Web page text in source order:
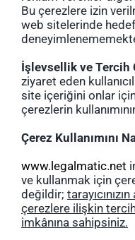
Bu çerezlere izin
web sitelerinde
İşlevsellik ve Tercih
ziyaret eden
site içeriğini onlar
çerezlerin
Çerez Kullanımını
www.legalmatic.net
ve kullanmak için
değildir;
çerezlere ilişkin
imkânına sahipsiniz.